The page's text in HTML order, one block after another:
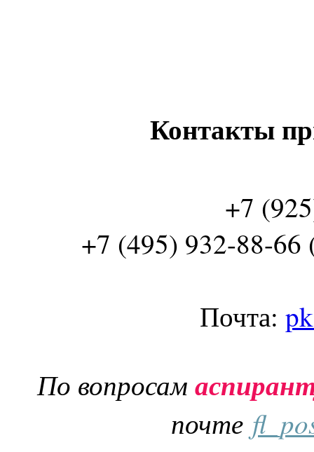
Контакты
+7
+7 (495) 932-88-66
Почта:
По вопросам
почте